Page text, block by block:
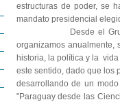
estructuras de poder, se
mandato presidencial
Desde el Grupo de
organizamos
historia, la política y la
este sentido, dado que los
desarrollando de un
"Paraguay desde las